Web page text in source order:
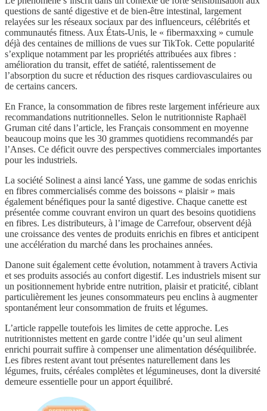
questions de santé digestive et de bien-être intestinal, largement
relayées sur les réseaux sociaux par des influenceurs, célébrités et
communautés fitness. Aux États-Unis, le « fibermaxxing » cumule
déjà des centaines de millions de vues sur TikTok. Cette popularité
s’explique notamment par les propriétés attribuées aux fibres :
amélioration du transit, effet de satiété, ralentissement de
l’absorption du sucre et réduction des risques cardiovasculaires ou
de certains cancers.
En France, la consommation de fibres reste largement inférieure aux
recommandations nutritionnelles. Selon le nutritionniste Raphaël
Gruman cité dans l’article, les Français consomment en moyenne
beaucoup moins que les 30 grammes quotidiens recommandés par
l’Anses. Ce déficit ouvre des perspectives commerciales importantes
pour les industriels.
La société Solinest a ainsi lancé Yass, une gamme de sodas enrichis
en fibres commercialisés comme des boissons « plaisir » mais
également bénéfiques pour la santé digestive. Chaque canette est
présentée comme couvrant environ un quart des besoins quotidiens
en fibres. Les distributeurs, à l’image de Carrefour, observent déjà
une croissance des ventes de produits enrichis en fibres et anticipent
une accélération du marché dans les prochaines années.
Danone suit également cette évolution, notamment à travers Activia
et ses produits associés au confort digestif. Les industriels misent sur
un positionnement hybride entre nutrition, plaisir et praticité, ciblant
particulièrement les jeunes consommateurs peu enclins à augmenter
spontanément leur consommation de fruits et légumes.
L’article rappelle toutefois les limites de cette approche. Les
nutritionnistes mettent en garde contre l’idée qu’un seul aliment
enrichi pourrait suffire à compenser une alimentation déséquilibrée.
Les fibres restent avant tout présentes naturellement dans les
légumes, fruits, céréales complètes et légumineuses, dont la diversité
demeure essentielle pour un apport équilibré.